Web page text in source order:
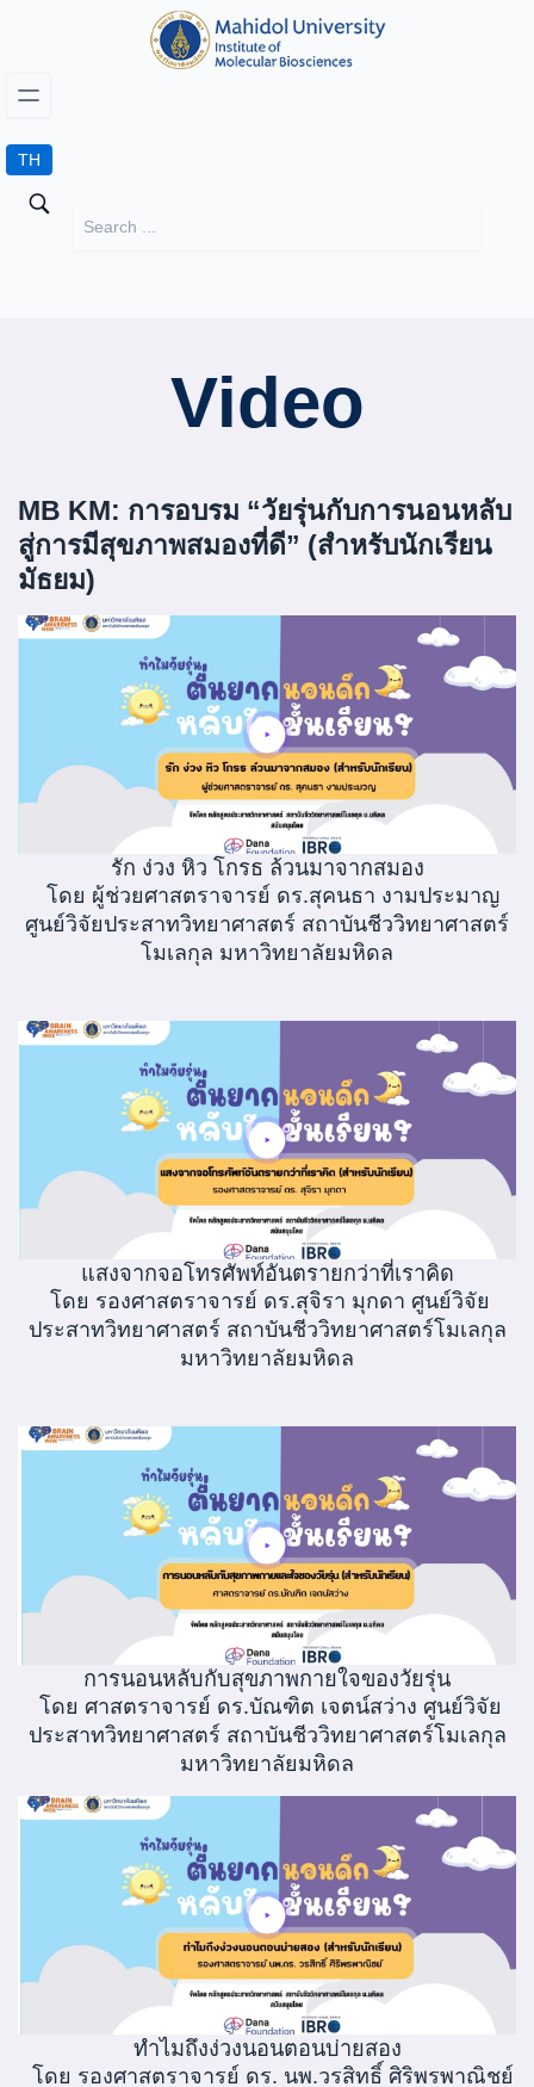
TH
Video
MB KM: การอบรม “วัยรุ่นกับการนอนหลับ
สู่การมีสุขภาพสมองที่ดี” (สำหรับนักเรียน
มัธยม)
รัก ง่วง หิว โกรธ ล้วนมาจากสมอง
โดย ผู้ช่วยศาสตราจารย์ ดร.สุคนธา งามประมาญ
ศูนย์วิจัยประสาทวิทยาศาสตร์ สถาบันชีววิทยาศาสตร์
โมเลกุล มหาวิทยาลัยมหิดล
แสงจากจอโทรศัพท์อันตรายกว่าที่เราคิด
โดย รองศาสตราจารย์ ดร.สุจิรา มุกดา ศูนย์วิจัย
ประสาทวิทยาศาสตร์ สถาบันชีววิทยาศาสตร์โมเลกุล
มหาวิทยาลัยมหิดล
การนอนหลับกับสุขภาพกายใจของวัยรุ่น
โดย ศาสตราจารย์ ดร.บัณฑิต เจตน์สว่าง ศูนย์วิจัย
ประสาทวิทยาศาสตร์ สถาบันชีววิทยาศาสตร์โมเลกุล
มหาวิทยาลัยมหิดล
ทำไมถึงง่วงนอนตอนบ่ายสอง
โดย รองศาสตราจารย์ ดร. นพ.วรสิทธิ์ ศิริพรพาณิชย์